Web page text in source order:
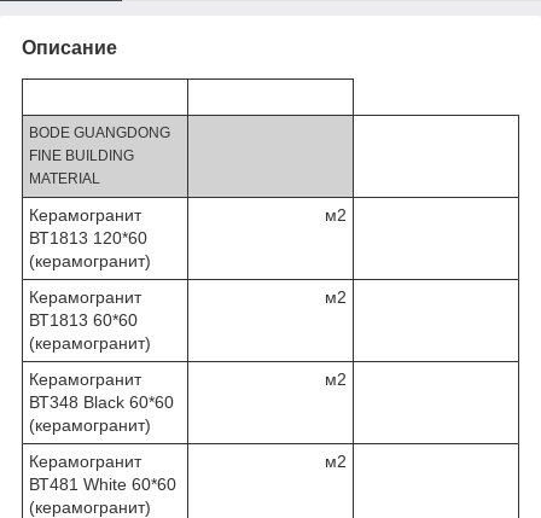
Описание
BODE GUANGDONG
FINE BUILDING
MATERIAL
Керамогранит
ВТ1813 120*60
(керамогранит)
м2
Керамогранит
ВТ1813 60*60
(керамогранит)
м2
Керамогранит
ВТ348 Black 60*60
(керамогранит)
м2
Керамогранит
ВТ481 White 60*60
(керамогранит)
м2